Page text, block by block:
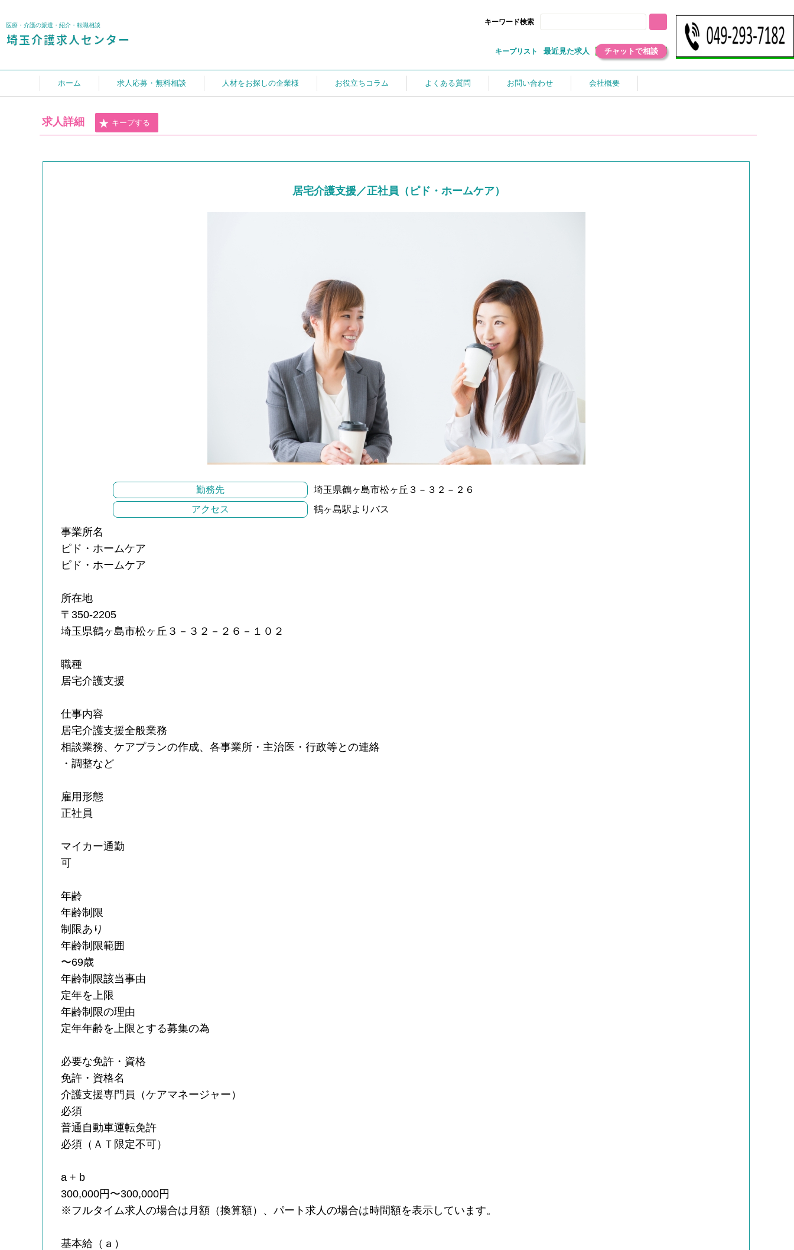
医療・介護の派遣・紹介・転職相談 キーワード検索
キープリスト 最近見た求人 チャットで相談
ホーム 求人応募・無料相談 人材をお探しの企業様 お役立ちコラム よくある質問 お問い合わせ 会社概要
求人詳細 キープする
居宅介護支援／正社員（ピド・ホームケア）
勤務先
埼玉県鶴ヶ島市松ヶ丘３－３２－２６
アクセス
鶴ヶ島駅よりバス
事業所名
ピド・ホームケア
ピド・ホームケア
所在地
〒350-2205
埼玉県鶴ヶ島市松ヶ丘３－３２－２６－１０２
職種
居宅介護支援
仕事内容
居宅介護支援全般業務
相談業務、ケアプランの作成、各事業所・主治医・行政等との連絡
・調整など
雇用形態
正社員
マイカー通勤
可
年齢
年齢制限
制限あり
年齢制限範囲
〜69歳
年齢制限該当事由
定年を上限
年齢制限の理由
定年年齢を上限とする募集の為
必要な免許・資格
免許・資格名
介護支援専門員（ケアマネージャー）
必須
普通自動車運転免許
必須（ＡＴ限定不可）
a + b
300,000円〜300,000円
※フルタイム求人の場合は月額（換算額）、パート求人の場合は時間額を表示しています。
基本給（ａ）